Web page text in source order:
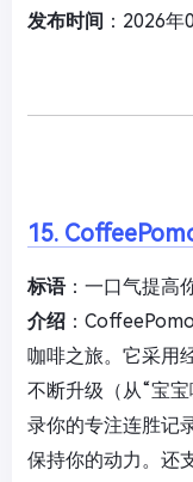
发布时间 ：2026
15.
标语：一口气提高
介绍 ：
咖啡之旅。它采用
不断升级（从“宝
录你的专注连胜记
保持你的动力。还